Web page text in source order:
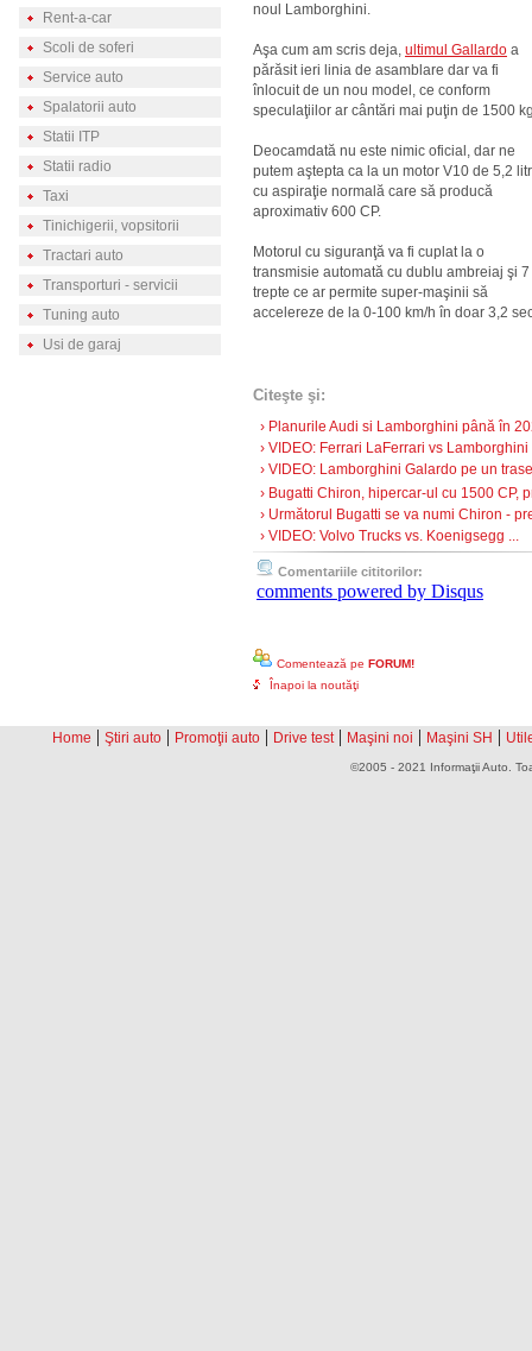
Rent-a-car
Scoli de soferi
Service auto
Spalatorii auto
Statii ITP
Statii radio
Taxi
Tinichigerii, vopsitorii
Tractari auto
Transporturi - servicii
Tuning auto
Usi de garaj
noul Lamborghini.
Aşa cum am scris deja, ultimul Gallardo a
părăsit ieri linia de asamblare dar va fi
înlocuit de un nou model, ce conform
speculaţiilor ar cântări mai puţin de 1500
Deocamdată nu este nimic oficial, dar ne
putem aştepta ca la un motor V10 de 5,2
cu aspiraţie normală care să producă
aproximativ 600 CP.
Motorul cu siguranţă va fi cuplat la o
transmisie automată cu dublu ambreiaj şi 7
trepte ce ar permite super-maşinii să
accelereze de la 0-100 km/h în doar 3,2
Citeşte şi:
› Planurile Audi si Lamborghini până în
› VIDEO: Ferrari LaFerrari vs
› VIDEO: Lamborghini Galardo pe un
› Bugatti Chiron, hipercar-ul cu 1500 CP,
› Următorul Bugatti se va numi Chiron -
› VIDEO: Volvo Trucks vs. Koenigsegg ...
Comentariile cititorilor:
comments powered by Disqus
Comentează pe FORUM!
Înapoi la noutăţi
Home | Ştiri auto | Promoţii auto | Drive test | Maşini noi | Maşini SH |
©2005 - 2021 Informaţii Auto.